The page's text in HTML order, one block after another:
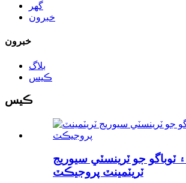
گهر
خبرون
خبرون
بلاگ
ڪيس
ڪيس
۽ ٽوباگو جو ٽرينسٽي سيوريج
ٽريٽمينٽ پروجيڪٽ